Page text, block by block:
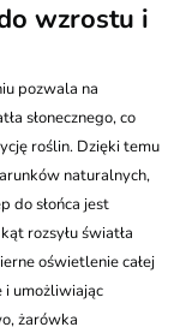
wzrostu i
pozwala na
słonecznego, co
roślin. Dzięki temu
naturalnych,
do słońca jest
rozsyłu światła
oświetlenie całej
i umożliwiając
żarówka